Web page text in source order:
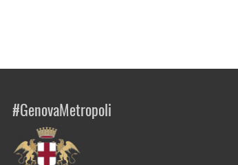
#GenovaMetropoli